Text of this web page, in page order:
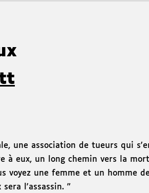
une association de tueurs qui
à eux, un long chemin vers la
voyez une femme et un homme
sera l'assassin. "